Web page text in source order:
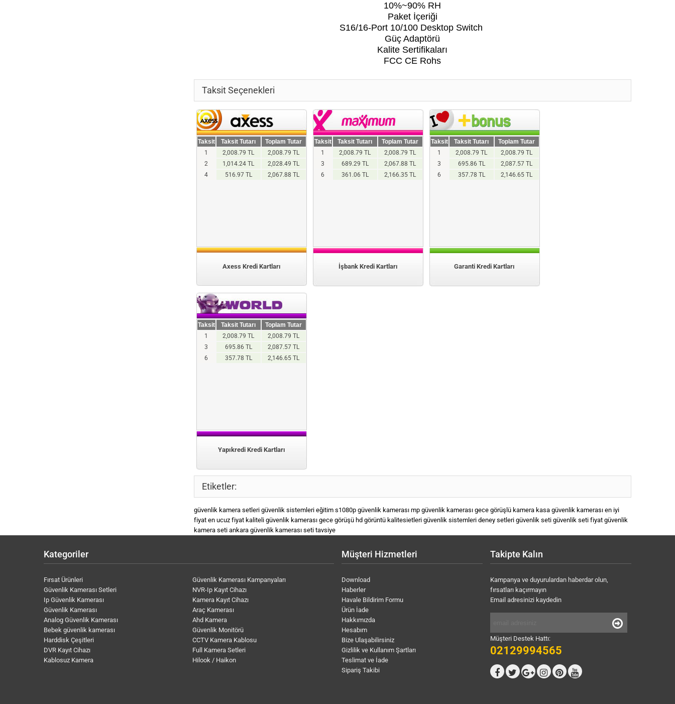
10%~90% RH
Paket İçeriği
S16/16-Port 10/100 Desktop Switch
Güç Adaptörü
Kalite Sertifikaları
FCC CE Rohs
Taksit Seçenekleri
Taksit Taksit Tutarı
Toplam Tutar
1
2,008.79 TL
2,008.79 TL
2
1,014.24 TL
2,028.49 TL
4
516.97 TL 2,067.88 TL
Axess Kredi Kartları
Taksit Taksit Tutarı
Toplam Tutar
1
2,008.79 TL
2,008.79 TL
3
689.29 TL
2,067.88 TL
6
361.06 TL 2,166.35 TL
İşbank Kredi Kartları
Taksit Taksit Tutarı
Toplam Tutar
1
2,008.79 TL
2,008.79 TL
3
695.86 TL
2,087.57 TL
6
357.78 TL 2,146.65 TL
Garanti Kredi Kartları
Taksit Taksit Tutarı
Toplam Tutar
1
2,008.79 TL
2,008.79 TL
3
695.86 TL
2,087.57 TL
6
357.78 TL 2,146.65 TL
Yapıkredi Kredi Kartları
Etiketler:
güvenlik kamera setleri güvenlik sistemleri eğitim s1080p güvenlik kamerası mp güvenlik kamerası gece görüşlü kamera kasa güvenlik kamerası en iyi
fiyat en ucuz fiyat kaliteli güvenlik kamerası gece görüşü hd görüntü kalitesietleri güvenlik sistemleri deney setleri güvenlik seti güvenlik seti fiyat güvenlik
kamera seti ankara güvenlik kamerası seti tavsiye
Kategoriler
Fırsat Ürünleri
Güvenlik Kamerası Kampanyaları
Güvenlik Kamerası Setleri
NVR-Ip Kayıt Cihazı
Ip Güvenlik Kamerası
Kamera Kayıt Cihazı
Güvenlik Kamerası
Araç Kamerası
Analog Güvenlik Kamerası
Ahd Kamera
Bebek güvenlik kamerası
Güvenlik Monitörü
Harddisk Çeşitleri
CCTV Kamera Kablosu
DVR Kayıt Cihazı
Full Kamera Setleri
Kablosuz Kamera
Hilook / Haikon
Müşteri Hizmetleri
Download
Haberler
Havale Bildirim Formu
Ürün İade
Hakkımızda
Hesabım
Bize Ulaşabilirsiniz
Gizlilik ve Kullanım Şartları
Teslimat ve İade
Sipariş Takibi
Takipte Kalın
Kampanya ve duyurulardan haberdar olun,
fırsatları kaçırmayın
Email adresinizi kaydedin
Müşteri Destek Hattı:
02129994565